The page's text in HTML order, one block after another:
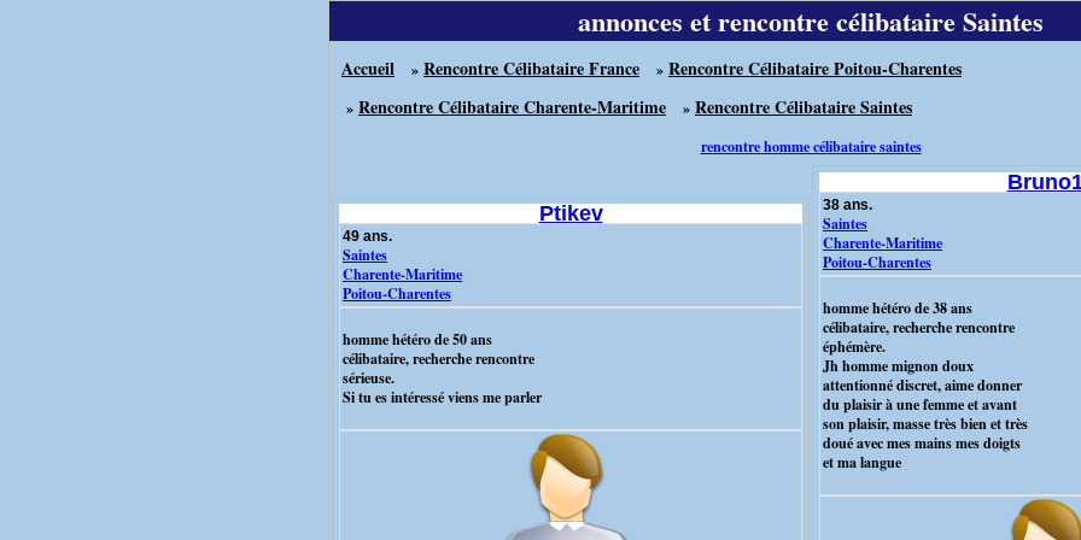
annonces et rencontre célibataire Saintes
Accueil » Rencontre Célibataire France » Rencontre Célibataire Poitou-Charentes
» Rencontre Célibataire Charente-Maritime » Rencontre Célibataire Saintes
rencontre homme célibataire saintes
Ptikev
49 ans.
Saintes
Charente-Maritime
Poitou-Charentes
homme hétéro de 50 ans
célibataire, recherche rencontre
sérieuse.
Si tu es intéressé viens me parler
38 ans.
Saintes
Charente-Maritime
Poitou-Charentes
homme hétéro de 38 ans
célibataire, recherche rencontre
éphémère.
Jh homme mignon doux
attentionné discret, aime donner
du plaisir à une femme et avant
son plaisir, masse très bien et très
doué avec mes mains mes doigts
et ma langue